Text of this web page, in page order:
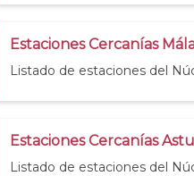
Estaciones Cercanías
Listado de estaciones del
Estaciones Cercanías
Listado de estaciones del